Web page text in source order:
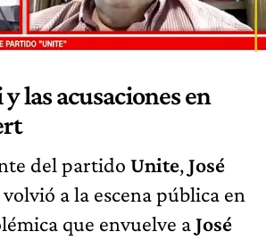
y las acusaciones en
del partido Unite,José
volvió a la escena pública en
que envuelve aJosé